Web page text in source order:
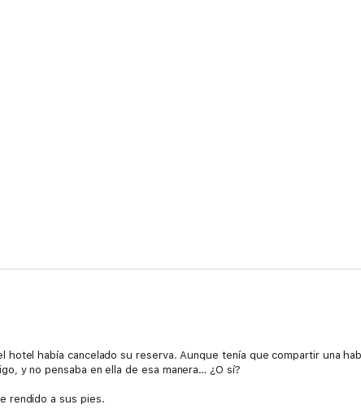
había cancelado su reserva. Aunque tenía que compartir una
y no pensaba en ella de esa manera… ¿O sí?
rendido a sus pies.